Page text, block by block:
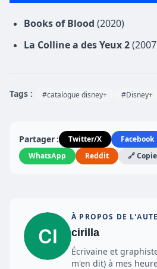
Books of Blood (2020)
La Colline a des Yeux 2
Tags : #catalogue disney+ #Disney+
Partager : Twitter/X Facebook
WhatsApp
Reddit 🔗
À PROPOS DE
cirilla
Écrivaine et
m'en dit) à mes